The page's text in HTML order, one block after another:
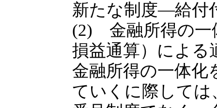
新たな制度―給付
(2) 金融所得の一
損益通算）による
金融所得の一体化
ていくに際しては